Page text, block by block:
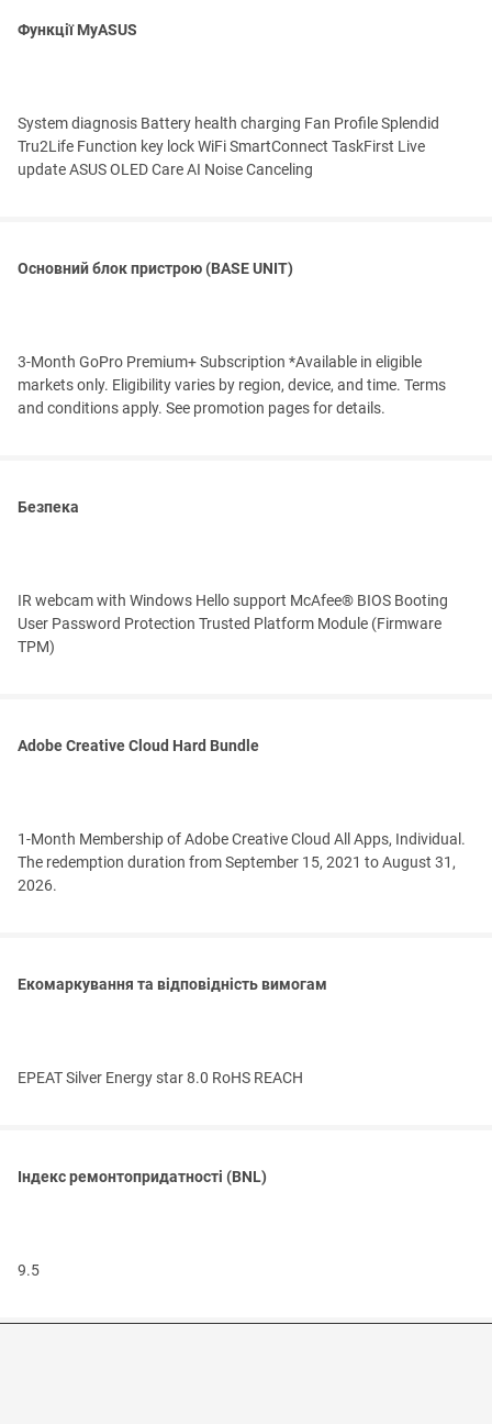
Функції MyASUS
System diagnosis Battery health charging Fan Profile Splendid
Tru2Life Function key lock WiFi SmartConnect TaskFirst Live
update ASUS OLED Care AI Noise Canceling
Основний блок пристрою (BASE UNIT)
3-Month GoPro Premium+ Subscription *Available in eligible
markets only. Eligibility varies by region, device, and time. Terms
and conditions apply. See promotion pages for details.
Безпека
IR webcam with Windows Hello support McAfee® BIOS Booting
User Password Protection Trusted Platform Module (Firmware
TPM)
Adobe Creative Cloud Hard Bundle
1-Month Membership of Adobe Creative Cloud All Apps, Individual.
The redemption duration from September 15, 2021 to August 31,
2026.
Екомаркування та відповідність вимогам
EPEAT Silver Energy star 8.0 RoHS REACH
Індекс ремонтопридатності (BNL)
9.5